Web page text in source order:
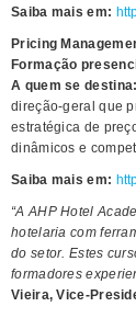
Saiba mais em:
Pricing
Formação
A quem se destina:
direção-geral que
estratégica de
dinâmicos e
Saiba mais em:
“A AHP Hotel
hotelaria com
do setor. Estes
formadores
Vieira, Vice-